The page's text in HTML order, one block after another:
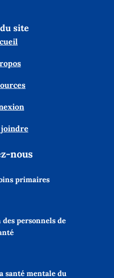
site
joindre
nous
primaires
des personnels de
santé mentale du